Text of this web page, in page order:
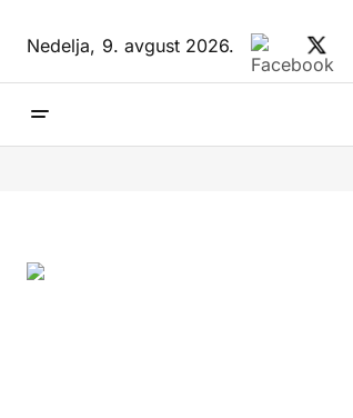
Nedelja,9. avgust 2026.